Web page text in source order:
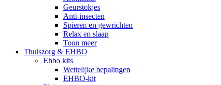
Geurstokjes
Anti-insecten
Spieren en gewrichten
Relax en slaap
Toon meer
Thuiszorg & EHBO
Ehbo kits
Wettelijke bepalingen
EHBO-kit